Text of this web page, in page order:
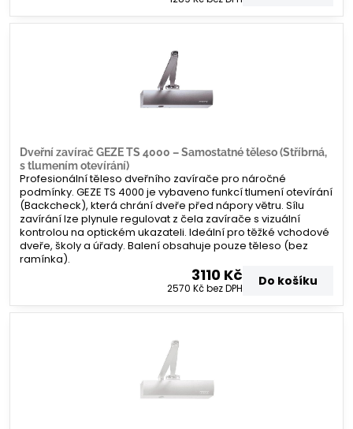
Dveřní zavírač GEZE TS 4000 – Samostatné těleso (Stříbrná,
s tlumením otevírání)
Profesionální těleso dveřního zavírače pro náročné
podmínky. GEZE TS 4000 je vybaveno funkcí tlumení otevírání
(Backcheck), která chrání dveře před nápory větru. Sílu
zavírání lze plynule regulovat z čela zavírače s vizuální
kontrolou na optickém ukazateli. Ideální pro těžké vchodové
dveře, školy a úřady. Balení obsahuje pouze těleso (bez
ramínka).
3110 Kč
2570 Kčbez DPH Do košíku